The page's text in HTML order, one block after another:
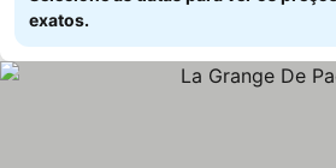
exatos.